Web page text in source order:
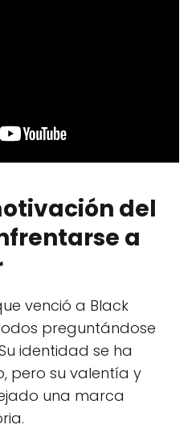
del
a
venció a Black
preguntándose
identidad se ha
pero su valentía y
una marca